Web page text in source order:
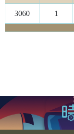
3060 1